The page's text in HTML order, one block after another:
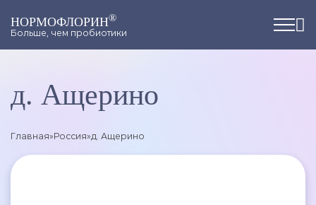
НОРМОФЛОРИН®
Больше, чем пробиотики
д. Ащерино
Главная»Россия»д. Ащерино